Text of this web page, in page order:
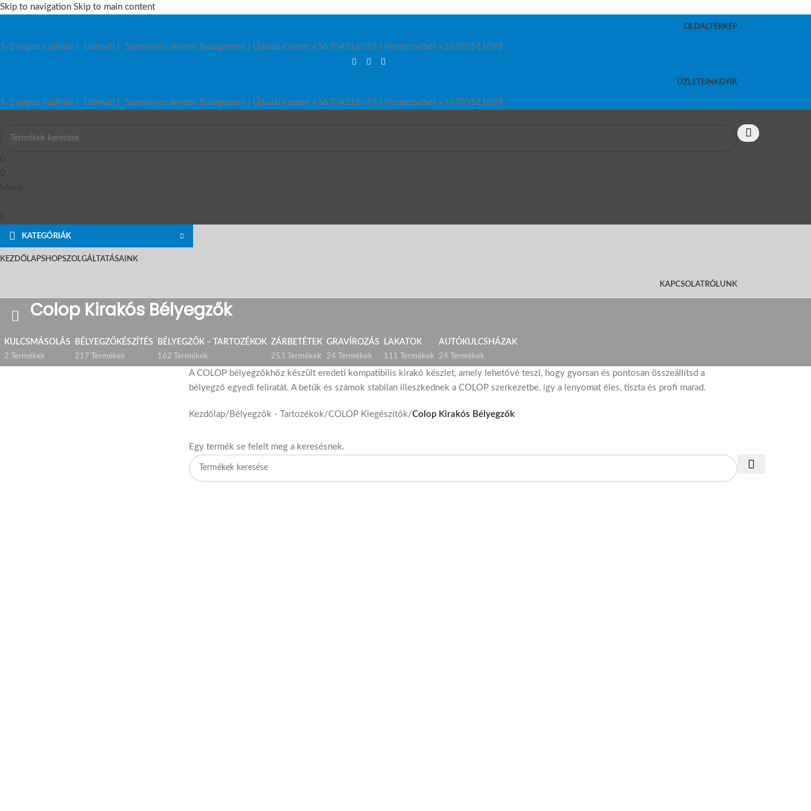
Skip to navigation Skip to main content
OLDALTÉRKÉP
1-2 napos szállítás | Utánvét | Személyes átvétel Budapesten | Újbuda Center +36704216076 | Pesterzsébet +36705511098
ÜZLETEINKGYIK
1-2 napos szállítás | Utánvét | Személyes átvétel Budapesten | Újbuda Center +36704216076 | Pesterzsébet +36705511098
Menü
KATEGÓRIÁK
KEZDŐLAPSHOPSZOLGÁLTATÁSAINK
KAPCSOLAT RÓLUNK
Colop Kirakós Bélyegzők
KULCSMÁSOLÁS
2 Termékek
BÉLYEGZŐKÉSZÍTÉS
217 Termékek
BÉLYEGZŐK – TARTOZÉKOK
162 Termékek
ZÁRBETÉTEK
253 Termékek
GRAVÍROZÁS
24 Termékek
LAKATOK
111 Termékek
AUTÓKULCSHÁZAK
24 Termékek
A COLOP bélyegzőkhöz készült eredeti kompatibilis kirakó készlet, amely lehetővé teszi, hogy gyorsan és pontosan összeállítsd a
bélyegző egyedi feliratát. A betűk és számok stabilan illeszkednek a COLOP szerkezetbe, így a lenyomat éles, tiszta és profi marad.
Kezdőlap/ Bélyegzők - Tartozékok/COLOP Kiegészítők/Colop Kirakós Bélyegzők
Egy termék se felelt meg a keresésnek.